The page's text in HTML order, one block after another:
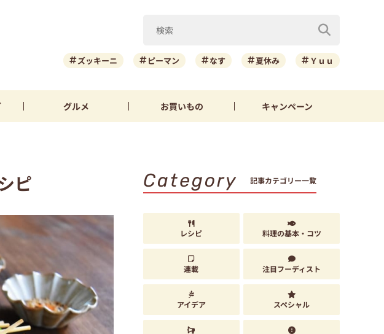
ズッキーニ ピーマン なす 夏休み Ｙｕｕ
グルメ お買いもの キャンペーン
ピ Category 記事カテゴリー一覧
レシピ 料理の基本・コツ
連載 注目フーディスト
アイデア スペシャル